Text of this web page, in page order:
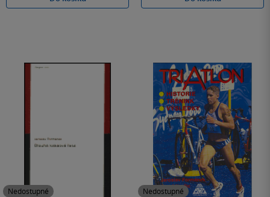
Nedostupné Nedostupné